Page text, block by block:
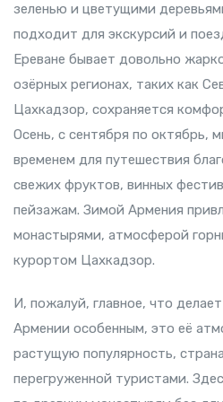
зеленью и цветущими
подходит для экскурсий и
Ереване бывает довольно
озёрных регионах, таких как
Цахкадзор, сохраняется
Осень, с сентября по октябрь,
временем для путешествия
свежих фруктов, винных
пейзажам. Зимой Армения
монастырями, атмосферой
курортом Цахкадзор.
И, пожалуй, главное, что
Армении особенным, это её
растущую популярность,
перегруженной туристами.